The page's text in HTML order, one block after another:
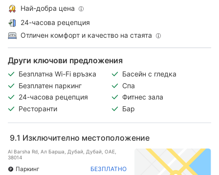
Най-добра цена
24-часова рецепция
Отличен комфорт и качество на стаята
Други ключови предложения
Безплатна Wi-Fi връзка
Басейн с гледка
Безплатен паркинг
Спа
24-часова рецепция
Фитнес зала
Ресторанти
Бар
9.1 Изключително местоположение
Al Barsha Rd, Ал Барша, Дубай, Дубай, ОАЕ,
38014
Паркинг
БЕЗПЛАТНО